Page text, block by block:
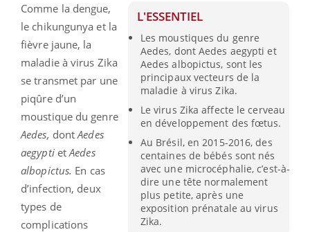
L'ESSENTIEL
Les moustiques du genre
Aedes, dont Aedes aegypti et
Aedes albopictus, sont les
principaux vecteurs de la
maladie à virus Zika.
Le virus Zika affecte le cerveau
en développement des fœtus.
Au Brésil, en 2015-2016, des
centaines de bébés sont nés
avec une microcéphalie, c’est-à-
dire une tête normalement
plus petite, après une
exposition prénatale au virus
Zika.
Comme la dengue,
le chikungunya et la
fièvre jaune, la
maladie à virus Zika
se transmet par une
piqûre d’un
moustique du genre
Aedes, dontAedes
aegyptietAedes
albopictus. En cas
d’infection, deux
types de
complications